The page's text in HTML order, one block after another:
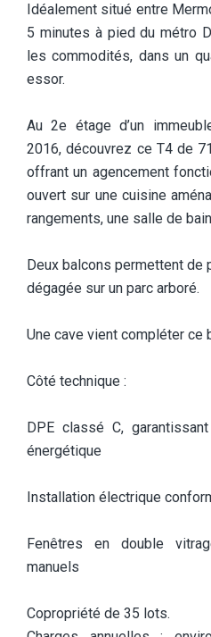
Idéalement situé entre
5 minutes à pied du métro
les commodités, dans un
essor.
Au 2e étage d’un
2016, découvrez ce T4 de
offrant un agencement
ouvert sur une cuisine
rangements, une salle de
Deux balcons permettent de
dégagée sur un parc arboré.
Une cave vient compléter ce
Côté technique :
DPE classé C,
énergétique
Installation électrique
Fenêtres en double
manuels
Copropriété de 35 lots.